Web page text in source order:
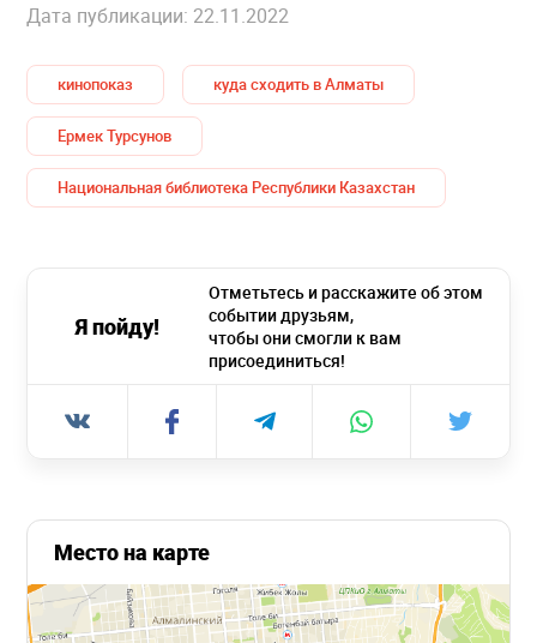
Дата публикации: 22.11.2022
кинопоказ куда сходить в Алматы
Ермек Турсунов
Национальная библиотека Республики Казахстан
Я пойду!
Отметьтесь и расскажите об этом
событии друзьям,
чтобы они смогли к вам
присоединиться!
Место на карте